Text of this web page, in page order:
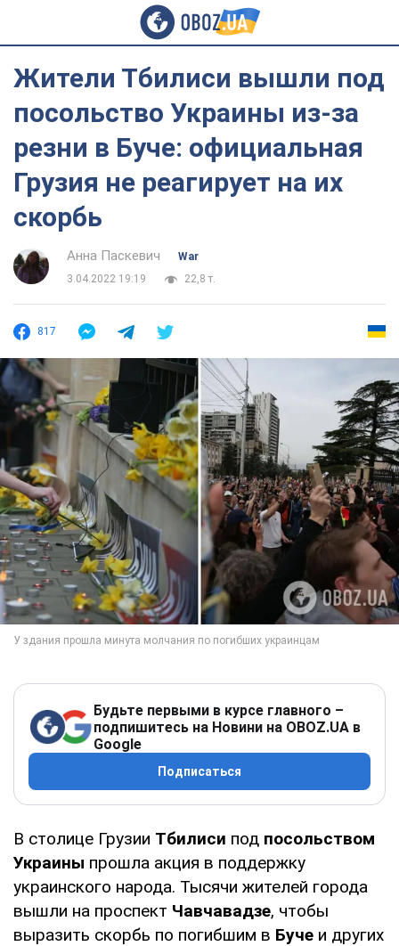
Жители Тбилиси вышли под
посольство Украины из-за
резни в Буче: официальная
Грузия не реагирует на их
скорбь
Анна Паскевич
War
3.04.2022 19:19
22,8 т.
817
Будьте первыми в курсе главного –
подпишитесь на Новини на OBOZ.UA в
Google
Подписаться
В столице Грузии Тбилиси под посольством
Украины прошла акция в поддержку
украинского народа. Тысячи жителей города
вышли на проспект Чавчавадзе, чтобы
выразить скорбь по погибшим в Буче и других